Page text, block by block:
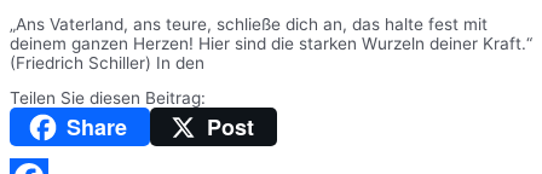
„Ans Vaterland, ans teure, schließe dich an, das halte fest mit
deinem ganzen Herzen! Hier sind die starken Wurzeln deiner Kraft.“
(Friedrich Schiller) In den
Teilen Sie diesen Beitrag:
Share Post